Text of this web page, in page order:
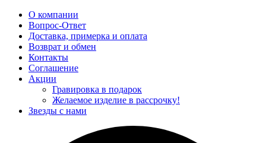
О компании
Вопрос-Ответ
Доставка, примерка и оплата
Возврат и обмен
Контакты
Соглашение
Акции
Гравировка в подарок
Желаемое изделие в рассрочку!
Звезды с нами